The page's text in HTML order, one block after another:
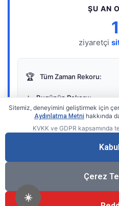
☀️
ŞU AN
1
ziyaretçi
🏆 Tüm Zaman Rekoru:
⭐ Bugünün Rekoru:
Gerçek
Sitemiz, deneyimini geliştirmek için
Aydınlatma Metni hakkında
KVKK ve GDPR
Çerez